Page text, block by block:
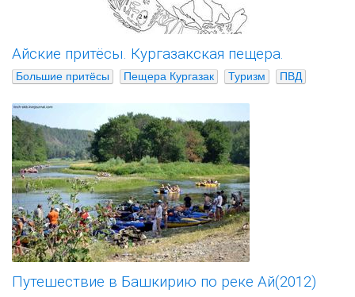
Айские притёсы. Кургазакская пещера.
Большие притёсы Пещера Кургазак Туризм ПВД
Путешествие в Башкирию по реке Ай(2012)